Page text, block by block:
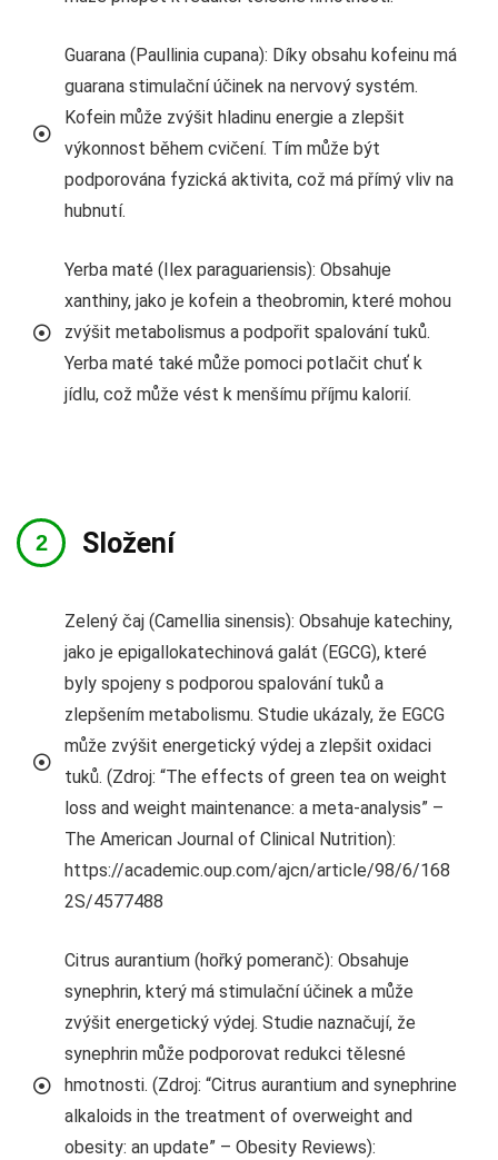
Guarana (Paullinia cupana): Díky obsahu kofeinu má
guarana stimulační účinek na nervový systém.
Kofein může zvýšit hladinu energie a zlepšit
výkonnost během cvičení. Tím může být
podporována fyzická aktivita, což má přímý vliv na
hubnutí.
Yerba maté (Ilex paraguariensis): Obsahuje
xanthiny, jako je kofein a theobromin, které mohou
zvýšit metabolismus a podpořit spalování tuků.
Yerba maté také může pomoci potlačit chuť k
jídlu, což může vést k menšímu příjmu kalorií.
Složení
Zelený čaj (Camellia sinensis): Obsahuje katechiny,
jako je epigallokatechinová galát (EGCG), které
byly spojeny s podporou spalování tuků a
zlepšením metabolismu. Studie ukázaly, že EGCG
může zvýšit energetický výdej a zlepšit oxidaci
tuků. (Zdroj: “The effects of green tea on weight
loss and weight maintenance: a meta-analysis” –
The American Journal of Clinical Nutrition):
https://academic.oup.com/ajcn/article/98/6/168
2S/4577488
Citrus aurantium (hořký pomeranč): Obsahuje
synephrin, který má stimulační účinek a může
zvýšit energetický výdej. Studie naznačují, že
synephrin může podporovat redukci tělesné
hmotnosti. (Zdroj: “Citrus aurantium and synephrine
alkaloids in the treatment of overweight and
obesity: an update” – Obesity Reviews):